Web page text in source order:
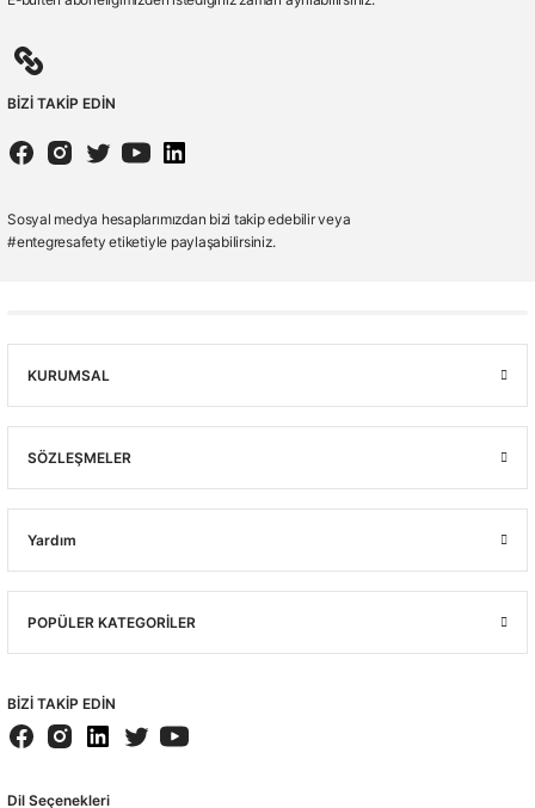
BİZİ TAKİP EDİN
Sosyal medya hesaplarımızdan bizi takip edebilir veya
#entegresafety etiketiyle paylaşabilirsiniz.
KURUMSAL
SÖZLEŞMELER
Yardım
POPÜLER KATEGORİLER
BİZİ TAKİP EDİN
Dil Seçenekleri